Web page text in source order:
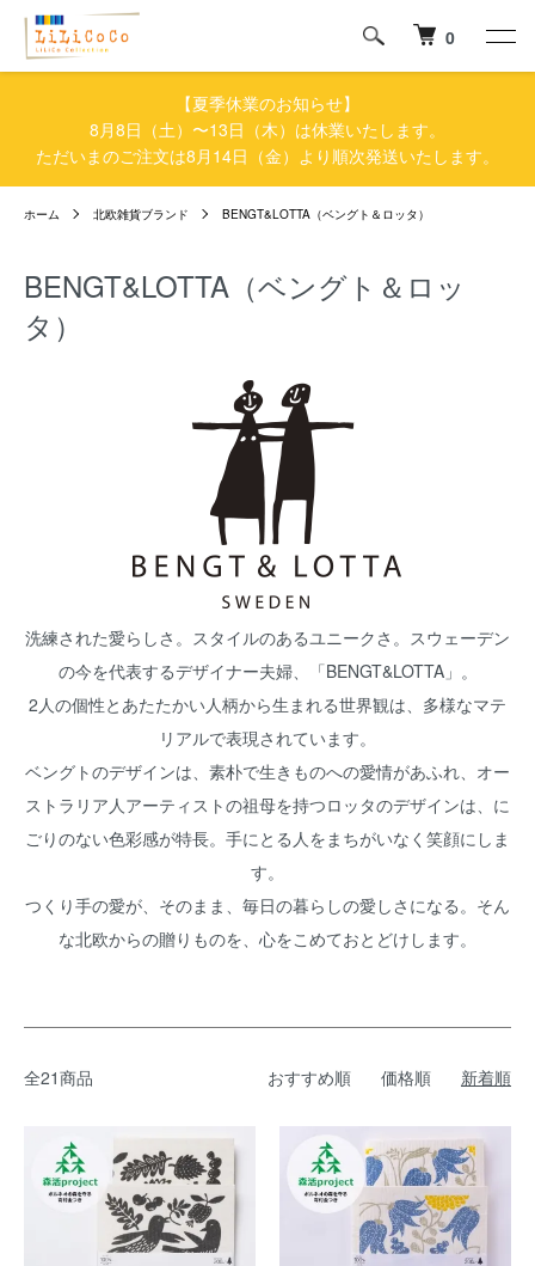
0
【夏季休業のお知らせ】
8月8日（土）〜13日（木）は休業いたします。
ただいまのご注文は8月14日（金）より順次発送いたします。
ホーム 北欧雑貨ブランド BENGT&LOTTA（ベングト＆ロッタ）
BENGT&LOTTA（ベングト＆ロッ
タ）
洗練された愛らしさ。スタイルのあるユニークさ。スウェーデン
の今を代表するデザイナー夫婦、「BENGT&LOTTA」。
2人の個性とあたたかい人柄から生まれる世界観は、多様なマテ
リアルで表現されています。
ベングトのデザインは、素朴で生きものへの愛情があふれ、オー
ストラリア人アーティストの祖母を持つロッタのデザインは、に
ごりのない色彩感が特長。手にとる人をまちがいなく笑顔にしま
す。
つくり手の愛が、そのまま、毎日の暮らしの愛しさになる。そん
な北欧からの贈りものを、心をこめておとどけします。
全21商品 おすすめ順 価格順 新着順